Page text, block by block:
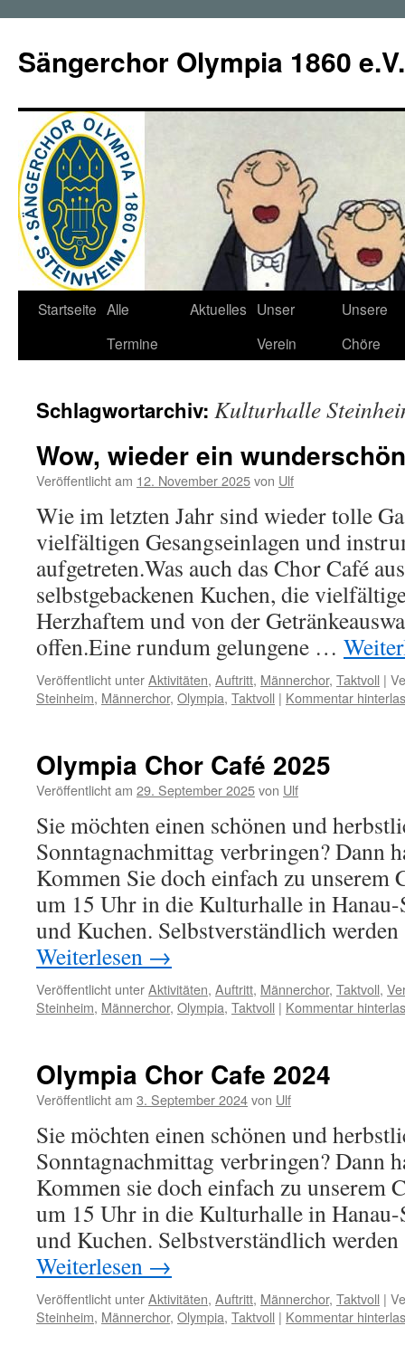
springen
Sängerchor Olympia 1860
Startseite Alle
Termine
Aktuelles Unser
Verein
Unsere
Chöre
Schlagwortarchiv: Kulturhalle
Wow, wieder ein
Veröffentlicht am 12. November 2025von Ulf
Wie im letzten Jahr sind wieder tolle
vielfältigen Gesangseinlagen und
aufgetreten.Was auch das Chor Café
selbstgebackenen Kuchen, die
Herzhaftem und von der
offen.Eine rundum gelungene …
Veröffentlicht unterAktivitäten, Auftritt, Männerchor, Taktvoll |
Steinheim, Männerchor, Olympia, Taktvoll | Kommentar
Olympia Chor Café 2025
Veröffentlicht am 29. September 2025von Ulf
Sie möchten einen schönen und
Sonntagnachmittag verbringen? Dann
Kommen Sie doch einfach zu unserem
um 15 Uhr in die Kulturhalle in Hanau-
und Kuchen. Selbstverständlich
Weiterlesen →
Veröffentlicht unterAktivitäten, Auftritt, Männerchor, Taktvoll,
Steinheim, Männerchor, Olympia, Taktvoll | Kommentar
Olympia Chor Cafe 2024
Veröffentlicht am 3. September 2024von Ulf
Sie möchten einen schönen und
Sonntagnachmittag verbringen? Dann
Kommen sie doch einfach zu unserem
um 15 Uhr in die Kulturhalle in Hanau-
und Kuchen. Selbstverständlich
Weiterlesen →
Veröffentlicht unterAktivitäten, Auftritt, Männerchor, Taktvoll |
Steinheim, Männerchor, Olympia, Taktvoll | Kommentar